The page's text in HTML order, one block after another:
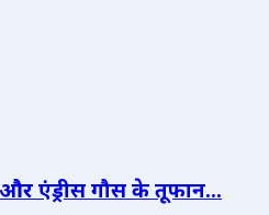
एंड्रीस गौस के तूफान...